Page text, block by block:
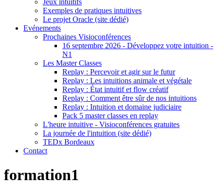
Jeux intuitifs
Exemples de pratiques intuitives
Le projet Oracle (site dédié)
Evénements
Prochaines Visioconférences
16 septembre 2026 - Développez votre intuition -
N1
Les Master Classes
Replay : Percevoir et agir sur le futur
Replay : Les intuitions animale et végétale
Replay : État intuitif et flow créatif
Replay : Comment être sûr de nos intuitions
Replay : Intuition et domaine judiciaire
Pack 5 master classes en replay
L'heure intuitive - Visioconférences gratuites
La journée de l'intuition (site dédié)
TEDx Bordeaux
Contact
formation1